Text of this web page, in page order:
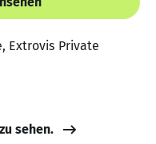
Extrovis Private
sehen.